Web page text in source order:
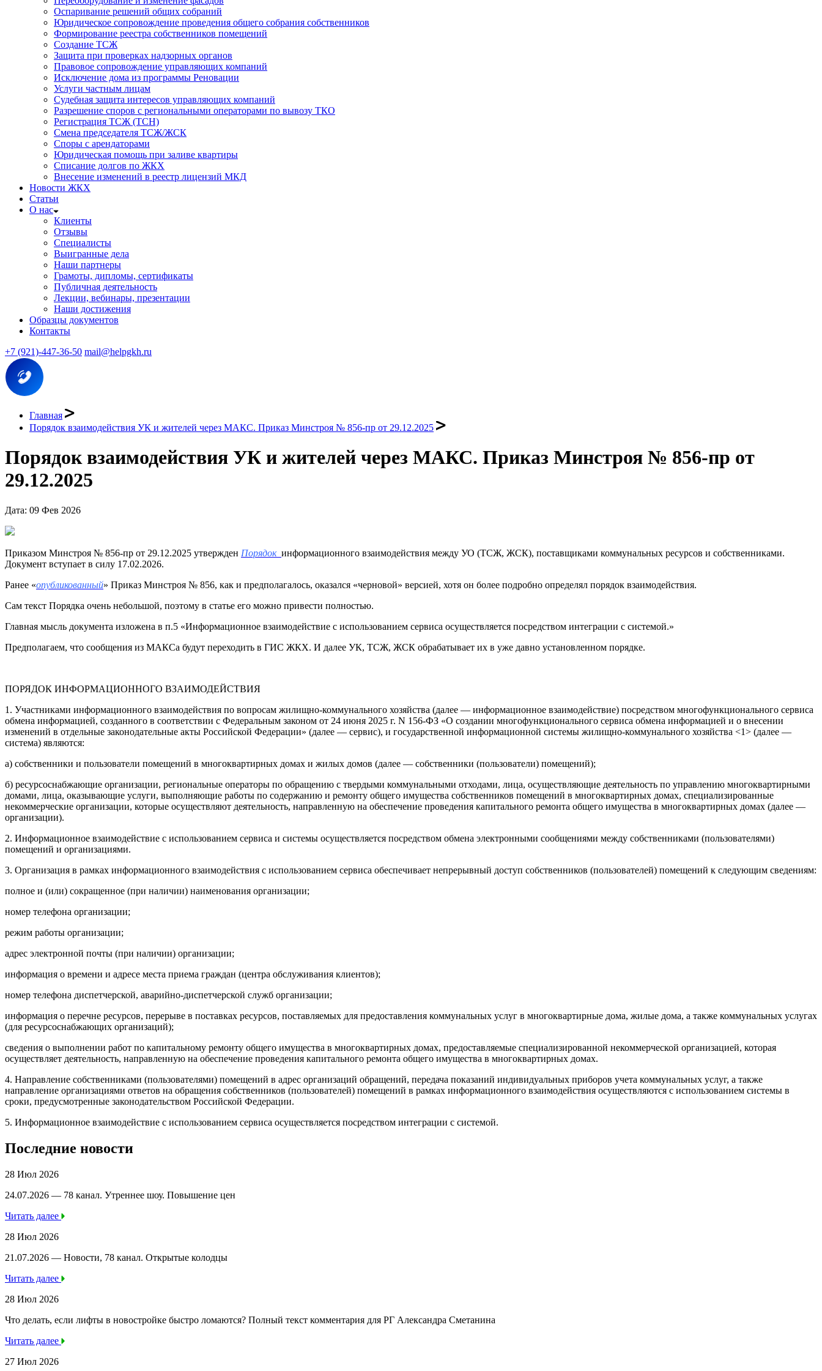
Оспаривание решений общих собраний
Юридическое сопровождение проведения общего собрания собственников
Формирование реестра собственников помещений
Создание ТСЖ
Защита при проверках надзорных органов
Правовое сопровождение управляющих компаний
Исключение дома из программы Реновации
Услуги частным лицам
Судебная защита интересов управляющих компаний
Разрешение споров с региональными операторами по вывозу ТКО
Регистрация ТСЖ (ТСН)
Смена председателя ТСЖ/ЖСК
Споры с арендаторами
Юридическая помощь при заливе квартиры
Списание долгов по ЖКХ
Внесение изменений в реестр лицензий МКД
Новости ЖКХ
Статьи
О нас
Клиенты
Отзывы
Специалисты
Выигранные дела
Наши партнеры
Грамоты, дипломы, сертификаты
Публичная деятельность
Лекции, вебинары, презентации
Наши достижения
Образцы документов
Контакты
+7 (921)-447-36-50 mail@helpgkh.ru
Главная
Порядок взаимодействия УК и жителей через МАКС. Приказ Минстроя № 856-пр от 29.12.2025
Порядок взаимодействия УК и жителей через МАКС. Приказ Минстроя № 856-пр от
29.12.2025
Дата: 09 Фев 2026
Приказом Минстроя № 856-пр от 29.12.2025 утвержден Порядок информационного взаимодействия между УО (ТСЖ, ЖСК), поставщиками коммунальных ресурсов и собственниками.
Документ вступает в силу 17.02.2026.
Ранее «опубликованный» Приказ Минстроя № 856, как и предполагалось, оказался «черновой» версией, хотя он более подробно определял порядок взаимодействия.
Сам текст Порядка очень небольшой, поэтому в статье его можно привести полностью.
Главная мысль документа изложена в п.5 «Информационное взаимодействие с использованием сервиса осуществляется посредством интеграции с системой.»
Предполагаем, что сообщения из МАКСа будут переходить в ГИС ЖКХ. И далее УК, ТСЖ, ЖСК обрабатывает их в уже давно установленном порядке.
ПОРЯДОК ИНФОРМАЦИОННОГО ВЗАИМОДЕЙСТВИЯ
1. Участниками информационного взаимодействия по вопросам жилищно-коммунального хозяйства (далее — информационное взаимодействие) посредством многофункционального сервиса
обмена информацией, созданного в соответствии с Федеральным законом от 24 июня 2025 г. N 156-ФЗ «О создании многофункционального сервиса обмена информацией и о внесении
изменений в отдельные законодательные акты Российской Федерации» (далее — сервис), и государственной информационной системы жилищно-коммунального хозяйства <1> (далее —
система) являются:
а) собственники и пользователи помещений в многоквартирных домах и жилых домов (далее — собственники (пользователи) помещений);
б) ресурсоснабжающие организации, региональные операторы по обращению с твердыми коммунальными отходами, лица, осуществляющие деятельность по управлению многоквартирными
домами, лица, оказывающие услуги, выполняющие работы по содержанию и ремонту общего имущества собственников помещений в многоквартирных домах, специализированные
некоммерческие организации, которые осуществляют деятельность, направленную на обеспечение проведения капитального ремонта общего имущества в многоквартирных домах (далее —
организации).
2. Информационное взаимодействие с использованием сервиса и системы осуществляется посредством обмена электронными сообщениями между собственниками (пользователями)
помещений и организациями.
3. Организация в рамках информационного взаимодействия с использованием сервиса обеспечивает непрерывный доступ собственников (пользователей) помещений к следующим сведениям:
полное и (или) сокращенное (при наличии) наименования организации;
номер телефона организации;
режим работы организации;
адрес электронной почты (при наличии) организации;
информация о времени и адресе места приема граждан (центра обслуживания клиентов);
номер телефона диспетчерской, аварийно-диспетчерской служб организации;
информация о перечне ресурсов, перерыве в поставках ресурсов, поставляемых для предоставления коммунальных услуг в многоквартирные дома, жилые дома, а также коммунальных услугах
(для ресурсоснабжающих организаций);
сведения о выполнении работ по капитальному ремонту общего имущества в многоквартирных домах, предоставляемые специализированной некоммерческой организацией, которая
осуществляет деятельность, направленную на обеспечение проведения капитального ремонта общего имущества в многоквартирных домах.
4. Направление собственниками (пользователями) помещений в адрес организаций обращений, передача показаний индивидуальных приборов учета коммунальных услуг, а также
направление организациями ответов на обращения собственников (пользователей) помещений в рамках информационного взаимодействия осуществляются с использованием системы в
сроки, предусмотренные законодательством Российской Федерации.
5. Информационное взаимодействие с использованием сервиса осуществляется посредством интеграции с системой.
Последние новости
28 Июл 2026
24.07.2026 — 78 канал. Утреннее шоу. Повышение цен
Читать далее
28 Июл 2026
21.07.2026 — Новости, 78 канал. Открытые колодцы
Читать далее
28 Июл 2026
Что делать, если лифты в новостройке быстро ломаются? Полный текст комментария для РГ Александра Сметанина
Читать далее
27 Июл 2026